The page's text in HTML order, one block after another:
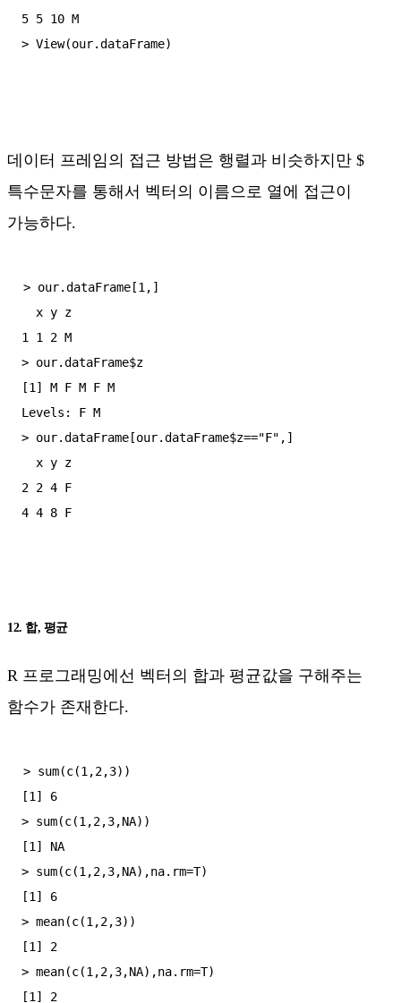
5 5 10 M
데이터 프레임의 접근 방법은 행렬과 비슷하지만 $
특수문자를 통해서 벡터의 이름으로 열에 접근이
가능하다.
> our.dataFrame[1,]
1 1 2 M
> our.dataFrame$z
[1] M F M F M
Levels: F M
> our.dataFrame[our.dataFrame$z=="F",]
2 2 4 F
12. 합, 평균
R 프로그래밍에선 벡터의 합과 평균값을 구해주는
함수가 존재한다.
> sum(c(1,2,3))
[1] 6
> sum(c(1,2,3,NA))
[1] NA
> sum(c(1,2,3,NA),na.rm=T)
[1] 6
> mean(c(1,2,3))
[1] 2
> mean(c(1,2,3,NA),na.rm=T)